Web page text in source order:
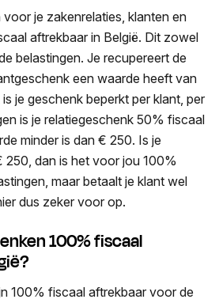
je zakenrelaties, klanten en
aftrekbaar in België. Dit zowel
belastingen. Je recupereert de
een waarde heeft van
je geschenk beperkt per klant, per
is je relatiegeschenk 50% fiscaal
minder is dan € 250. Is je
250, dan is het voor jou 100%
maar betaalt je klant wel
dus zeker voor op.
100% fiscaal
100% fiscaal aftrekbaar voor de